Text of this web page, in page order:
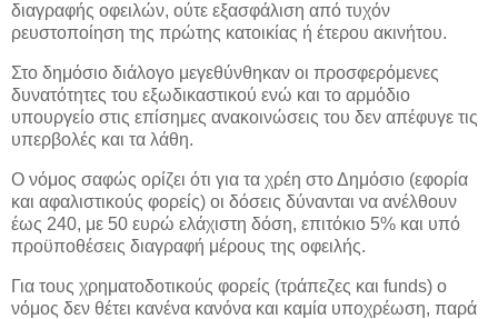
διαγραφής οφειλών, ούτε εξασφάλιση από τυχόν
ρευστοποίηση της πρώτης κατοικίας ή έτερου ακινήτου.
Στο δημόσιο διάλογο μεγεθύνθηκαν οι προσφερόμενες
δυνατότητες του εξωδικαστικού ενώ και το αρμόδιο
υπουργείο στις επίσημες ανακοινώσεις του δεν απέφυγε τις
υπερβολές και τα λάθη.
Ο νόμος σαφώς ορίζει ότι για τα χρέη στο Δημόσιο (εφορία
και αφαλιστικούς φορείς) οι δόσεις δύνανται να ανέλθουν
έως 240, με 50 ευρώ ελάχιστη δόση, επιτόκιο 5% και υπό
προϋποθέσεις διαγραφή μέρους της οφειλής.
Για τους χρηματοδοτικούς φορείς (τράπεζες και funds) ο
νόμος δεν θέτει κανένα κανόνα και καμία υποχρέωση, παρά